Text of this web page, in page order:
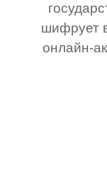
шифрует
онлайн-